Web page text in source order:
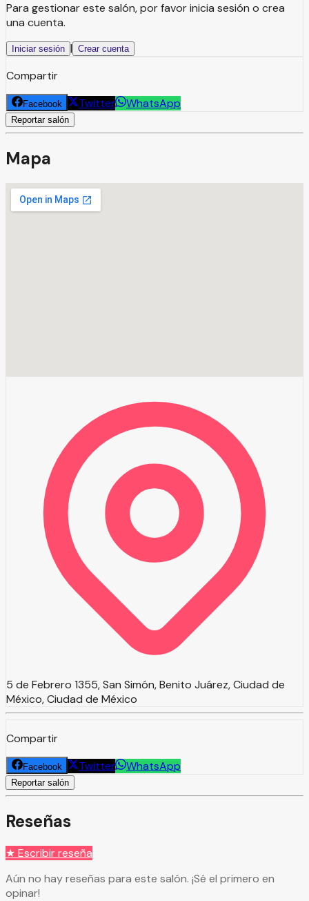
Para gestionar este salón, por favor inicia sesión o crea
una cuenta.
Iniciar sesión | Crear cuenta
Compartir
Facebook Twitter WhatsApp
Reportar salón
Mapa
5 de Febrero 1355, San Simón, Benito Juárez, Ciudad de
México, Ciudad de México
Compartir
Facebook Twitter WhatsApp
Reportar salón
Reseñas
★ Escribir reseña
Aún no hay reseñas para este salón. ¡Sé el primero en
opinar!